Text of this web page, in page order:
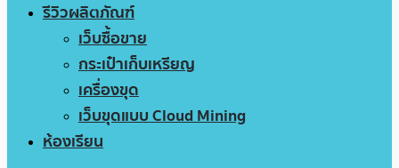
รีวิวผลิตภัณฑ์
เว็บซื้อขาย
กระเป๋าเก็บเหรียญ
เครื่องขุด
เว็บขุดแบบ Cloud Mining
ห้องเรียน